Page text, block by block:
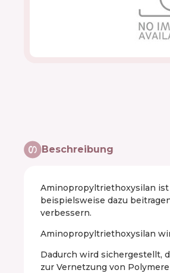
Beschreibung
Aminopropyltriethoxysilan
beispielsweise dazu
verbessern.
Aminopropyltriethoxysilan
Dadurch wird sichergestellt,
zur Vernetzung von